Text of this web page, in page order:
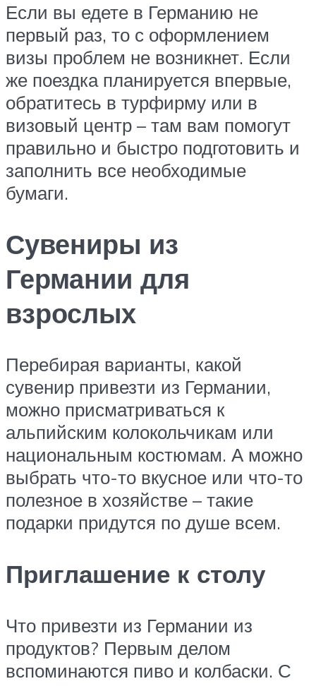
Если вы едете в Германию не
первый раз, то с оформлением
визы проблем не возникнет. Если
же поездка планируется впервые,
обратитесь в турфирму или в
визовый центр – там вам помогут
правильно и быстро подготовить и
заполнить все необходимые
бумаги.
Сувениры из
Германии для
взрослых
Перебирая варианты, какой
сувенир привезти из Германии,
можно присматриваться к
альпийским колокольчикам или
национальным костюмам. А можно
выбрать что-то вкусное или что-то
полезное в хозяйстве – такие
подарки придутся по душе всем.
Приглашение к столу
Что привезти из Германии из
продуктов? Первым делом
вспоминаются пиво и колбаски. С